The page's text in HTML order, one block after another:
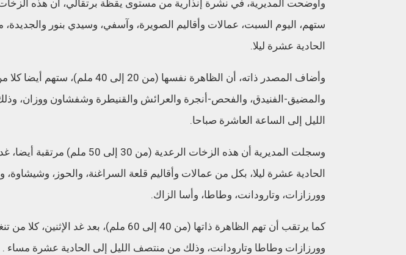
ستهم، اليوم السبت، عمالات وأقاليم الصويرة، وآسفي، وسيدي بنور والجديدة،
الحادية عشرة ليلا.
وأضاف المصدر ذاته، أن الظاهرة نفسها (من 20
والمضيق-الفنيدق، والفحص-أنجرة والعرائش والقنيطرة وشفشاون ووزان،
الليل إلى الساعة العاشرة صباحا.
وسجلت المديرية أن هذه الزخات الرعدية
الحادية عشرة ليلا، بكل من عمالات وأقاليم قلعة السراغنة، والحوز، وشيشاوة،
وورزازات، وتارودانت، وطاطا، وأسا الزاك.
كما يرتقب أن تهم الظاهرة ذاتها (من 40 إلى 60 ملم)،
وورزازات وطاطا وتارودانت، وذلك من منتصف الليل إلى الحادية عشرة مساء .